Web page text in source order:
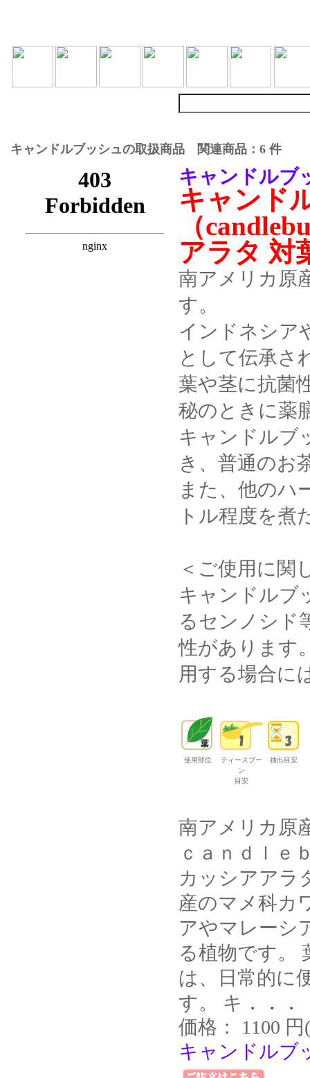
キャンドルブッシュの取扱商品 関連商品：6 件
キャンドルブ
キャンド
（
アラタ 対
南アメリカ原
す。
インドネシア
として伝承さ
葉や茎に抗菌
秘のときに薬
キャンドルブ
き、普通のお
また、他のハ
トル程度を煮
＜ご使用に関
キャンドルブ
るセンノシド
性があります
用する場合に
使用部位
ティースプー
ン
目安
抽出目安
南アメリカ原
ｃａｎｄｌ
カッシアア
産のマメ科カ
アやマレーシ
る植物です。
は、日常的に
す。 キ ．．．
価格： 1100
キャンドルブ